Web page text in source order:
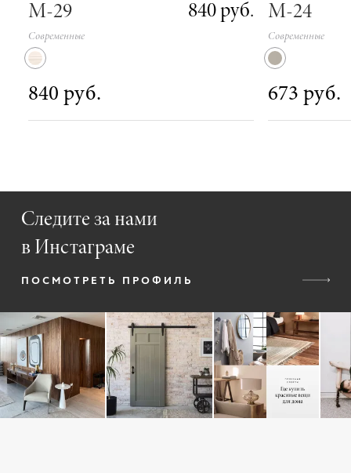
М-29 840 руб.
Современные
840 руб.
М-24
Современные
673 руб.
Следите за нами
в Инстаграме
ПОСМОТРЕТЬ ПРОФИЛЬ